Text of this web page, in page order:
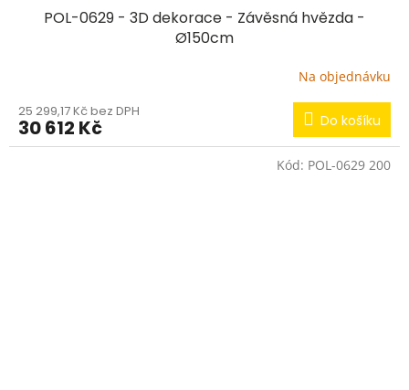
POL-0629 - 3D dekorace - Závěsná hvězda -
Ø150cm
Na objednávku
25 299,17 Kč bez DPH
30 612 Kč Do košíku
Kód: POL-0629 200